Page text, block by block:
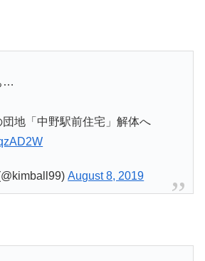
…
地「中野駅前住宅」解体へ
August 8, 2019